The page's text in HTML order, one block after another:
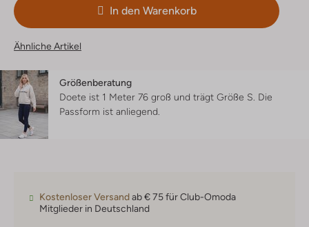
In den Warenkorb
Ähnliche Artikel
Größenberatung
Doete ist 1 Meter 76 groß und trägt Größe S. Die
Passform ist anliegend
Kostenloser Versandab € 75 für Club-Omoda
Mitglieder in Deutschland